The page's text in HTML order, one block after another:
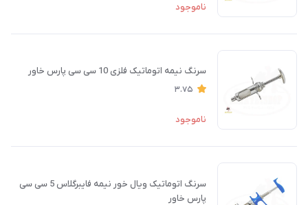
ناموجود
سرنگ نیمه اتوماتیک فلزی 10 سی سی پارس خاور
3.75
ناموجود
سرنگ اتوماتیک ویال خور نیمه فایبرگلاس 5 سی سی
پارس خاور